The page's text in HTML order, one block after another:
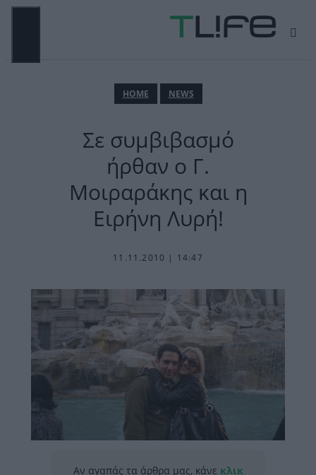
Μετάβαση
ΗΟΜΕ NEWS
Σε συμβιβασμό
ήρθαν ο Γ.
Μοιραράκης και η
Ειρήνη Λυρή!
11.11.2010 | 14:47
Αν αγαπάς τα άρθρα μας, κάνε κλικ